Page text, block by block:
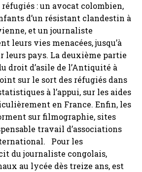
: un avocat colombien,
d’un résistant clandestin à
et un journaliste
leurs vies menacées, jusqu’à
leurs pays. La deuxième partie
droit d’asile de l’Antiquité à
sur le sort des réfugiés dans
à l’appui, sur les aides
en France. Enfin, les
sur filmographie, sites
travail d’associations
Pour les
du journaliste congolais,
au lycée dès treize ans, est